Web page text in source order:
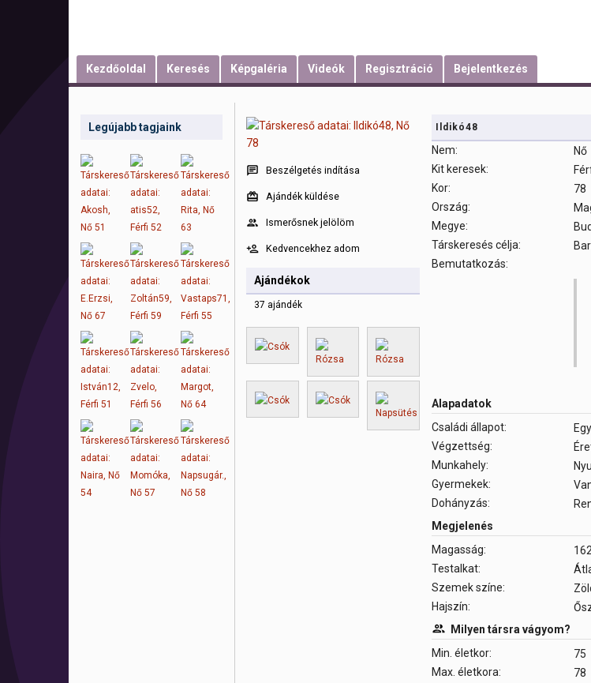
Kezdőoldal Keresés Képgaléria Videók Regisztráció Bejelentkezés
Legújabb tagjaink
Beszélgetés indítása
Ajándék küldése
Ismerősnek jelölöm
Kedvencekhez adom
Ajándékok
37 ajándék
Ildikó48
Nem:
Nő
Kit keresek:
Kor:
78
Ország:
Megye:
Társkeresés célja:
Bemutatkozás:
Alapadatok
Családi állapot:
Végzettség:
Munkahely:
Gyermekek:
Dohányzás:
Megjelenés
Magasság:
162
Testalkat:
Szemek színe:
Hajszín:
Milyen társra vágyom?
Min. életkor:
75
Max. életkora:
78